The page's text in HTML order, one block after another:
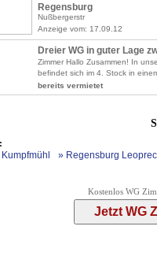
Regensburg
Nußbergerstr
Anzeige vom: 17.09.12
Dreier WG in guter Lage
Zimmer Hallo Zusammen! In
befindet sich im 4. Stock in
bereits vermietet
» Regensburg
Kostenlos WG